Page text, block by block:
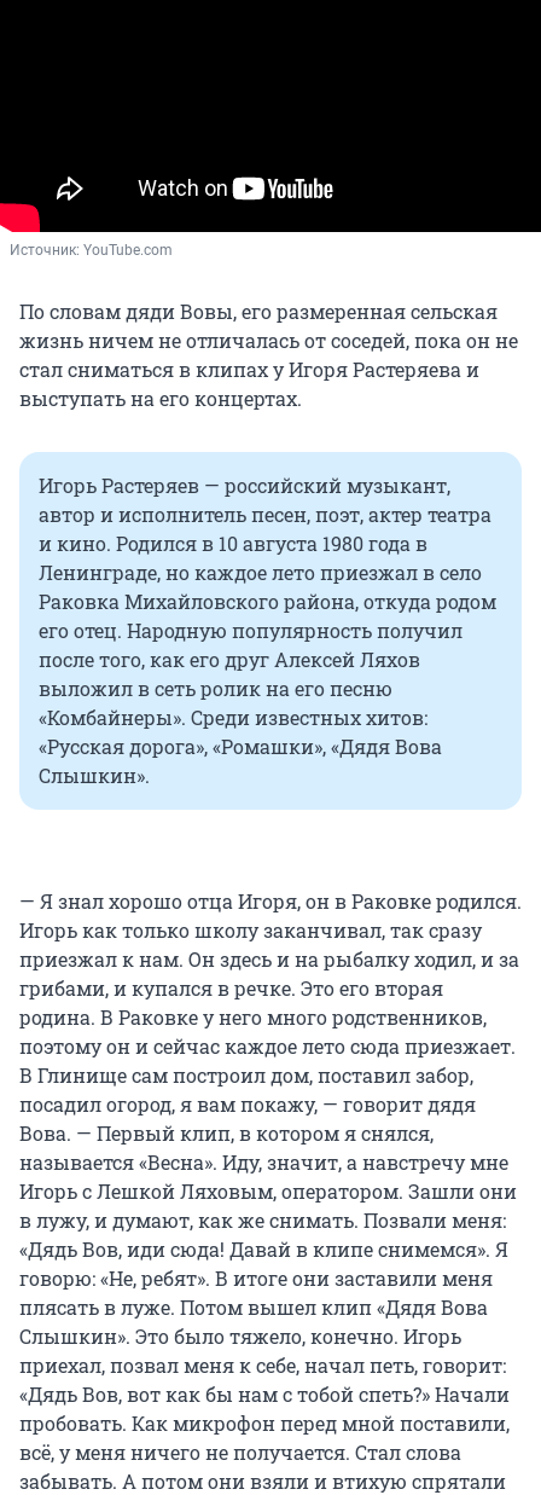
Источник: YouTube.com
По словам дяди Вовы, его размеренная сельская
жизнь ничем не отличалась от соседей, пока он не
стал сниматься в клипах у Игоря Растеряева и
выступать на его концертах.
Игорь Растеряев — российский музыкант,
автор и исполнитель песен, поэт, актер театра
и кино. Родился в 10 августа 1980 года в
Ленинграде, но каждое лето приезжал в село
Раковка Михайловского района, откуда родом
его отец. Народную популярность получил
после того, как его друг Алексей Ляхов
выложил в сеть ролик на его песню
«Комбайнеры». Среди известных хитов:
«Русская дорога», «Ромашки», «Дядя Вова
Слышкин».
— Я знал хорошо отца Игоря, он в Раковке родился.
Игорь как только школу заканчивал, так сразу
приезжал к нам. Он здесь и на рыбалку ходил, и за
грибами, и купался в речке. Это его вторая
родина. В Раковке у него много родственников,
поэтому он и сейчас каждое лето сюда приезжает.
В Глинище сам построил дом, поставил забор,
посадил огород, я вам покажу, — говорит дядя
Вова. — Первый клип, в котором я снялся,
называется «Весна». Иду, значит, а навстречу мне
Игорь с Лешкой Ляховым, оператором. Зашли они
в лужу, и думают, как же снимать. Позвали меня:
«Дядь Вов, иди сюда! Давай в клипе снимемся». Я
говорю: «Не, ребят». В итоге они заставили меня
плясать в луже. Потом вышел клип «Дядя Вова
Слышкин». Это было тяжело, конечно. Игорь
приехал, позвал меня к себе, начал петь, говорит:
«Дядь Вов, вот как бы нам с тобой спеть?» Начали
пробовать. Как микрофон перед мной поставили,
всё, у меня ничего не получается. Стал слова
забывать. А потом они взяли и втихую спрятали